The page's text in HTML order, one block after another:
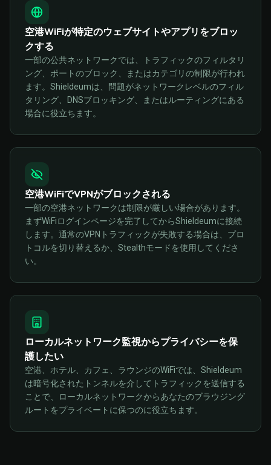
空港WiFiが特定のウェブサイトやアプリをブロッ
クする
一部の公共ネットワークでは、トラフィックのフィルタリ
ング、ポートのブロック、またはカテゴリの制限が行われ
ます。Shieldeumは、問題がネットワークレベルのフィル
タリング、DNSブロッキング、またはルーティングにある
場合に役立ちます。
空港WiFiでVPNがブロックされる
一部の空港ネットワークは制限が厳しい場合があります。
まずWiFiログインページを完了してからShieldeumに接続
します。通常のVPNトラフィックが失敗する場合は、プロ
トコルを切り替えるか、Stealthモードを使用してくださ
い。
ローカルネットワーク監視からプライバシーを保
護したい
空港、ホテル、カフェ、ラウンジのWiFiでは、Shieldeum
は暗号化されたトンネルを介してトラフィックを送信する
ことで、ローカルネットワークからあなたのブラウジング
ルートをプライベートに保つのに役立ちます。